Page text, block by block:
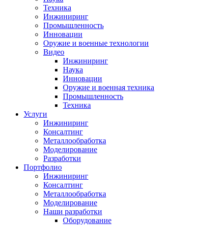
Техника
Инжиниринг
Промышленность
Инновации
Оружие и военные технологии
Видео
Инжиниринг
Наука
Инновации
Оружие и военная техника
Промышленность
Техника
Услуги
Инжиниринг
Консалтинг
Металлообработка
Моделирование
Разработки
Портфолио
Инжиниринг
Консалтинг
Металлообработка
Моделирование
Наши разработки
Оборудование